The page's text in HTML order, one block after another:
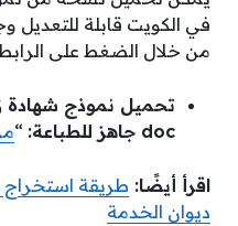
من خلال الضغط على الرابط
تحميل نموذج شهادة
doc جاهز للطباعة:
“
اقرأ أيضًا: طريقة
ديوان الخدمة